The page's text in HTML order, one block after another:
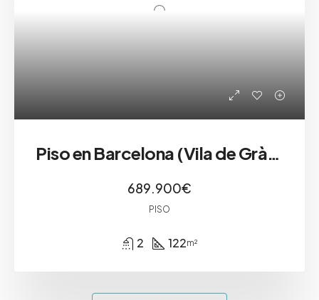
Piso en Barcelona (Vila de Gràcia)
689.900€
PISO
2 122m²